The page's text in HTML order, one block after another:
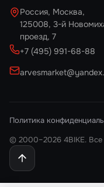
Россия, Москва,
125008, 3-й
проезд, 7
+7 (495) 991-68-88
© 2000–2026 4BIKE.
Политика